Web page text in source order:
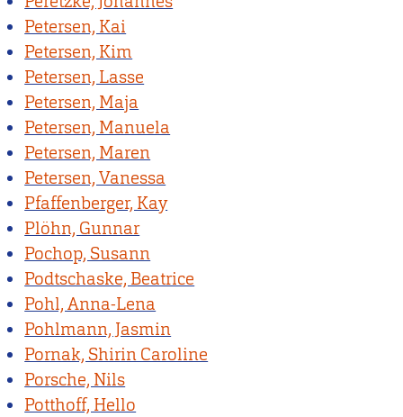
Petersen, Kai
Petersen, Kim
Petersen, Lasse
Petersen, Maja
Petersen, Manuela
Petersen, Maren
Petersen, Vanessa
Pfaffenberger, Kay
Plöhn, Gunnar
Pochop, Susann
Podtschaske, Beatrice
Pohl, Anna-Lena
Pohlmann, Jasmin
Pornak, Shirin Caroline
Porsche, Nils
Potthoff, Hello